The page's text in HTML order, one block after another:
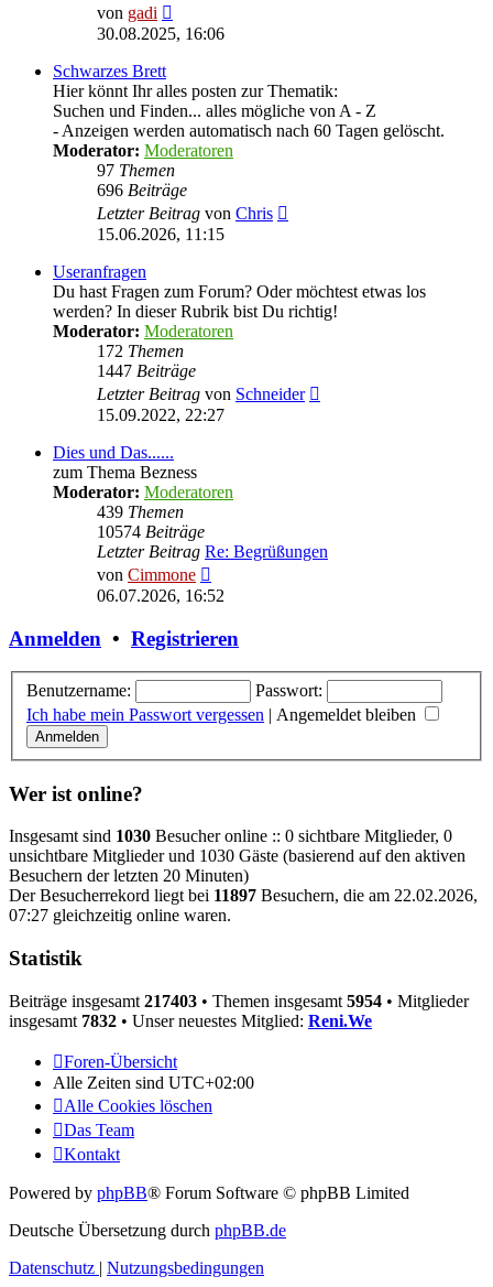
von gadi
Beitrag
30.08.2025, 16:06
Schwarzes Brett
Hier könnt Ihr alles posten zur Thematik:
Suchen und Finden... alles mögliche von A - Z
- Anzeigen werden automatisch nach 60 Tagen gelöscht.
Moderator: Moderatoren
97 Themen
696 Beiträge
Letzter Beitrag von Chris
15.06.2026, 11:15
Useranfragen
Du hast Fragen zum Forum? Oder möchtest etwas los
werden? In dieser Rubrik bist Du richtig!
Moderator: Moderatoren
172 Themen
1447 Beiträge
Letzter Beitrag von Schneider
15.09.2022, 22:27
Dies und Das......
zum Thema Bezness
Moderator: Moderatoren
439 Themen
10574 Beiträge
Letzter Beitrag Re: Begrüßungen
von Cimmone
Beitrag
06.07.2026, 16:52
Anmelden • Registrieren
Benutzername:
Passwort:
Ich habe mein Passwort vergessen | Angemeldet bleiben
Wer ist online?
Insgesamt sind 1030 Besucher online :: 0 sichtbare Mitglieder, 0
unsichtbare Mitglieder und 1030 Gäste (basierend auf den aktiven
Besuchern der letzten 20 Minuten)
Der Besucherrekord liegt bei 11897 Besuchern, die am 22.02.2026,
07:27 gleichzeitig online waren.
Statistik
Beiträge insgesamt 217403 • Themen insgesamt 5954 • Mitglieder
insgesamt 7832 • Unser neuestes Mitglied: Reni.We
Foren-Übersicht
Alle Zeiten sind UTC+02:00
Alle Cookies löschen
Das Team
Kontakt
Powered by phpBB® Forum Software © phpBB Limited
Deutsche Übersetzung durch phpBB.de
Datenschutz | Nutzungsbedingungen